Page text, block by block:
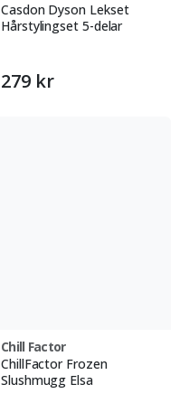
Casdon Dyson Lekset
Hårstylingset 5-delar
279 kr
Chill Factor
ChillFactor Frozen
Slushmugg Elsa